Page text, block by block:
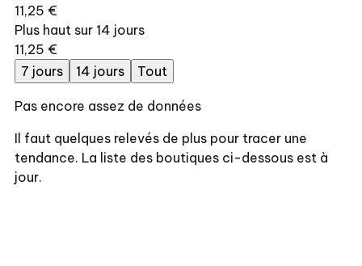
11,25 €
Plus haut sur 14 jours
11,25 €
7 jours
14 jours Tout
Pas encore assez de données
Il faut quelques relevés de plus pour tracer une
tendance. La liste des boutiques ci-dessous est à
jour.